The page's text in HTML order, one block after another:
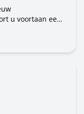
u voortaan een
de stem is